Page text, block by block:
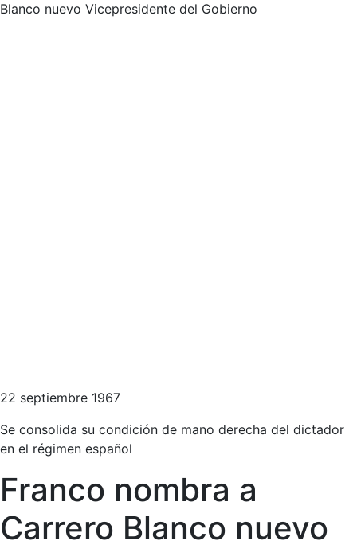
Blanco nuevo Vicepresidente del Gobierno
22 septiembre 1967
Se consolida su condición de mano derecha del dictador
en el régimen español
Franco nombra a
Carrero Blanco nuevo